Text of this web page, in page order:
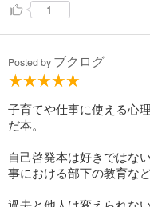
２、不完全な自分でOK！
今までの私は、『出来
自分も他人も、それでOK
なんてこの世に誰一人と
とで、人にも自分にも寛
生きやすくなる。イライ
また、自分と他人は違
なので、意見を批判され
1
Posted by ブクログ
子育てや仕事に使える心
だ本。
自己啓発本は好きではな
事における部下の教育な